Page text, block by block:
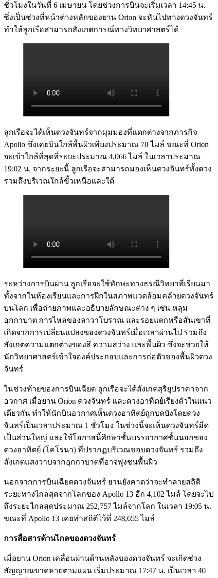
ชั่วโมงในวันที่ 6 เมษายน โดยช่วงการบินจะเริ่มเวลา 14:45 น.
ซึ่งเป็นช่วงที่หน้าต่างหลักของยาน Orion จะหันไปทางดวงจันทร์
ทำให้ลูกเรือสามารถสังเกตการณ์ทางวิทยาศาสตร์ได้
ลูกเรือจะได้เห็นดวงจันทร์จากมุมมองที่แตกต่างจากภารกิจ
Apollo ซึ่งเคยบินใกล้พื้นผิวเพียงประมาณ 70 ไมล์ ขณะที่ Orion
จะเข้าใกล้ที่สุดที่ระยะประมาณ 4,066 ไมล์ ในเวลาประมาณ
19:02 น. จากระยะนี้ ลูกเรือจะสามารถมองเห็นดวงจันทร์ทั้งดวง
รวมถึงบริเวณใกล้ขั้วเหนือและใต้
ระหว่างการบินผ่าน ลูกเรือจะใช้ทักษะทางธรณีวิทยาที่เรียนมา
ทั้งจากในห้องเรียนและการฝึกในสภาพแวดล้อมคล้ายดวงจันทร์
บนโลก เพื่อถ่ายภาพและอธิบายลักษณะต่าง ๆ เช่น หลุม
อุกกาบาต การไหลของลาวาโบราณ และรอยแตกหรือสันเขาที่
เกิดจากการเปลี่ยนแปลงของดวงจันทร์เมื่อเวลาผ่านไป รวมถึง
สังเกตความแตกต่างของสี ความสว่าง และพื้นผิว ซึ่งจะช่วยให้
นักวิทยาศาสตร์เข้าใจองค์ประกอบและการก่อตัวของพื้นผิวดวง
จันทร์
ในช่วงท้ายของการบินเฉียด ลูกเรือจะได้สังเกตสุริยุปราคาจาก
อวกาศ เมื่อยาน Orion ดวงจันทร์ และดวงอาทิตย์เรียงตัวในแนว
เดียวกัน ทำให้นักบินอวกาศเห็นดวงอาทิตย์ถูกบดบังโดยดวง
จันทร์เป็นเวลาประมาณ 1 ชั่วโมง ในช่วงนี้จะเห็นดวงจันทร์มืด
เป็นส่วนใหญ่ และใช้โอกาสนี้ศึกษาชั้นบรรยากาศชั้นนอกของ
ดวงอาทิตย์ (โคโรนา) ที่ปรากฏบริเวณขอบดวงจันทร์ รวมถึง
สังเกตแสงวาบจากอุกกาบาตที่อาจพุ่งชนพื้นผิว
นอกจากการบินเฉียดดวงจันทร์ ยานยังคาดว่าจะทำลายสถิติ
ระยะทางไกลสุดจากโลกของ Apollo 13 อีก 4,102 ไมล์ โดยจะไป
ถึงระยะไกลสุดประมาณ 252,757 ไมล์จากโลก ในเวลา 19:05 น.
ขณะที่ Apollo 13 เคยทำสถิติไว้ที่ 248,655 ไมล์
การสื่อสารด้านไกลของดวงจันทร์
เมื่อยาน Orion เคลื่อนผ่านด้านหลังของดวงจันทร์ จะเกิดช่วง
สัญญาณขาดหายตามแผน เริ่มประมาณ 17:47 น. เป็นเวลา 40